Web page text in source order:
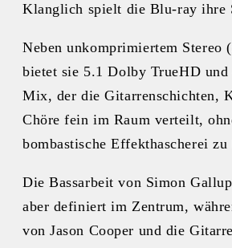
Klanglich spielt die Blu-ray ihre
Neben unkomprimiertem Stereo
bietet sie 5.1 Dolby TrueHD und
Mix, der die Gitarrenschichten,
Chöre fein im Raum verteilt,
bombastische Effekthascherei zu
Die Bassarbeit von Simon
aber definiert im Zentrum,
von Jason Cooper und die